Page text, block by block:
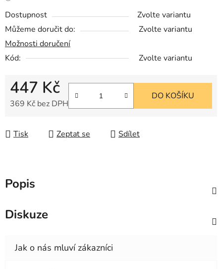
Dostupnost
Zvolte variantu
Můžeme doručit do:
Zvolte variantu
Možnosti doručení
Kód:
Zvolte variantu
447 Kč
369 Kč bez DPH
DO KOŠÍKU
Tisk Zeptat se Sdílet
Popis
Diskuze